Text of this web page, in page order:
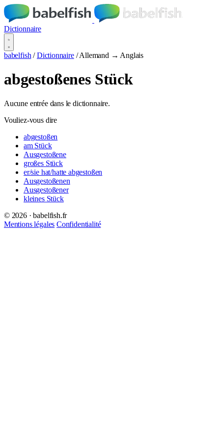
Dictionnaire
babelfish / Dictionnaire / Allemand → Anglais
abgestoßenes Stück
Aucune entrée dans le dictionnaire.
Vouliez-vous dire
abgestoßen
am Stück
Ausgestoßene
großes Stück
er/sie hat/hatte abgestoßen
Ausgestoßenen
Ausgestoßener
kleines Stück
© 2026 · babelfish.fr
Mentions légales Confidentialité